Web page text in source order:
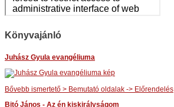
Könyvajánló
Juhász Gyula evangéliuma
Bővebb ismertető > Bemutató oldalak -> Előrendelés
Bitó János - Az én kiskirályságom